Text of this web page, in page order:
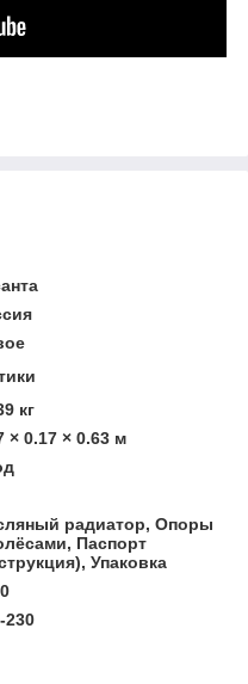
кг
× 0.17 × 0.63 м
радиатор, Опоры
Паспорт
Упаковка
230